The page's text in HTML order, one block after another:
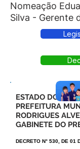
Nomeação
Silva - Gerente
ESTADO DO ACRE
PREFEITURA
RODRIGUES
GABINETE DO
DECRETO N° 530, DE 01